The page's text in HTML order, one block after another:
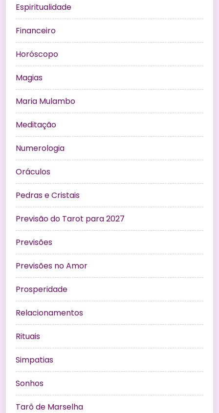
Espiritualidade
Financeiro
Horóscopo
Magias
Maria Mulambo
Meditação
Numerologia
Oráculos
Pedras e Cristais
Previsão do Tarot para 2027
Previsões
Previsões no Amor
Prosperidade
Relacionamentos
Rituais
Simpatias
Sonhos
Tarô de Marselha